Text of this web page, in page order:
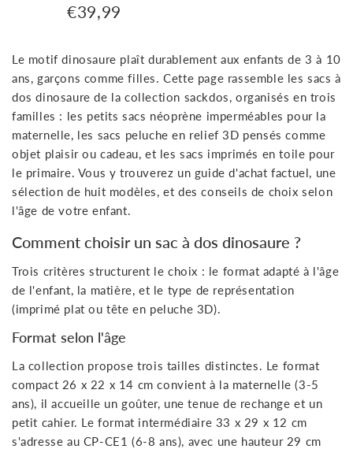
Prix
€39,99
Le motif dinosaure plaît durablement aux enfants de 3 à 10
ans, garçons comme filles. Cette page rassemble les sacs à
dos dinosaure de la collection sackdos, organisés en trois
familles : les petits sacs néoprène imperméables pour la
maternelle, les sacs peluche en relief 3D pensés comme
objet plaisir ou cadeau, et les sacs imprimés en toile pour
le primaire. Vous y trouverez un guide d'achat factuel, une
sélection de huit modèles, et des conseils de choix selon
l'âge de votre enfant.
Comment choisir un sac à dos dinosaure ?
Trois critères structurent le choix : le format adapté à l'âge
de l'enfant, la matière, et le type de représentation
(imprimé plat ou tête en peluche 3D).
Format selon l'âge
La collection propose trois tailles distinctes. Le format
compact 26 x 22 x 14 cm convient à la maternelle (3-5
ans), il accueille un goûter, une tenue de rechange et un
petit cahier. Le format intermédiaire 33 x 29 x 12 cm
s'adresse au CP-CE1 (6-8 ans), avec une hauteur 29 cm